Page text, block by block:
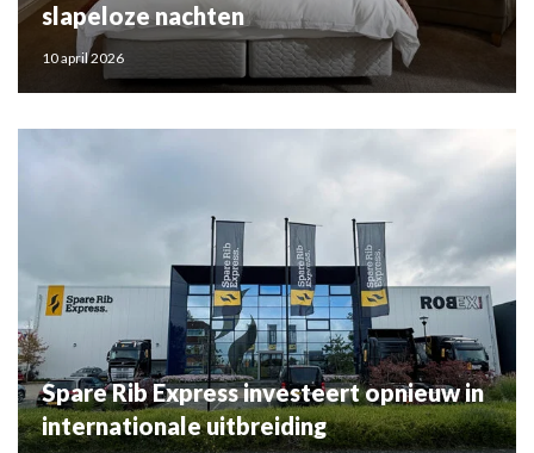
slapeloze nachten
10 april 2026
Spare Rib Express investeert opnieuw in
internationale uitbreiding